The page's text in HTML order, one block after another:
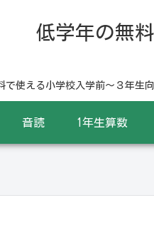
低学年の無
で使える小学校入学前〜３年生
音読 1年生算数